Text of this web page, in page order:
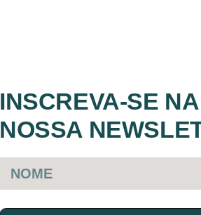
INSCREVA-SE NA
NOSSA